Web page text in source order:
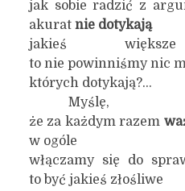
jak sobie radzić z
akurat nie dotykają
jakieś większe
to nie powinniśmy nic
których dotykają?…
Myślę,
że za każdym razem
w ogóle
włączamy się do
to być jakieś złośliwe